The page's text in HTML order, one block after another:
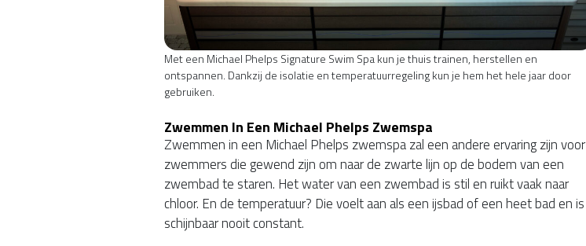
Met een Michael Phelps Signature Swim Spa kun je thuis trainen, herstellen en
ontspannen. Dankzij de isolatie en temperatuurregeling kun je hem het hele jaar door
gebruiken.
Zwemmen In Een Michael Phelps Zwemspa
Zwemmen in een Michael Phelps zwemspa zal een andere ervaring zijn voor
zwemmers die gewend zijn om naar de zwarte lijn op de bodem van een
zwembad te staren. Het water van een zwembad is stil en ruikt vaak naar
chloor. En de temperatuur? Die voelt aan als een ijsbad of een heet bad en is
schijnbaar nooit constant.